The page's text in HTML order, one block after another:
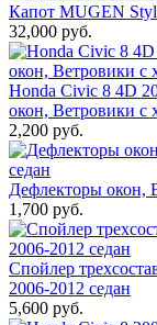
Капот MUGEN
32,000 руб.
Honda Civic 8 4D
окон, Ветровики
2,200 руб.
Дефлекторы окон,
1,700 руб.
Спойлер
2006-2012 седан
5,600 руб.